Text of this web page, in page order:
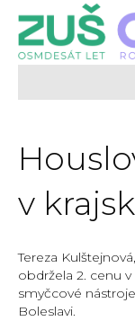
v
Tereza
obdržela 2. cenu
smyčcové
Boleslavi.